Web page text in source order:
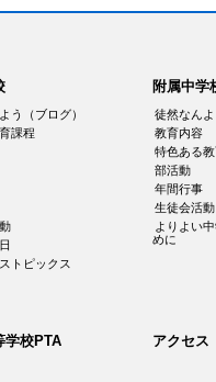
う（ブログ）
課程
トピックス
附属中学
徒然なんよ
教育内容
特色ある
部活動
年間行事
生徒会活動
よりよい
めに
学校PTA アクセス